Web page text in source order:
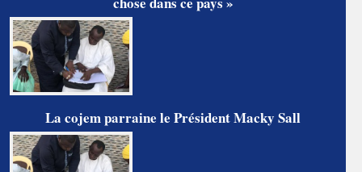
La cojem parraine le Président Macky Sall